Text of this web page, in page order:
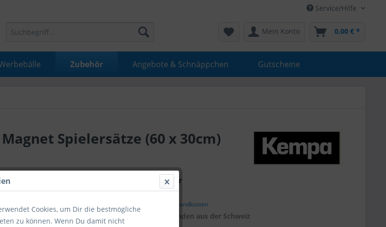
Service/Hilfe
Mein Konto 0,00 € *
Zubehör Angebote & Schnäppchen Gutscheine
Spielersätze (60 x 30cm)
33,99 € *
inkl. Versandkosten
Kunden aus der Schweiz
Cookies, um Dir die bestmögliche
zu können. Wenn Du damit nicht